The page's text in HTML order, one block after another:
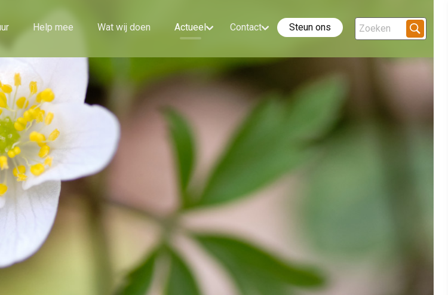
Help mee Wat wij doen Actueel Contact Steun ons